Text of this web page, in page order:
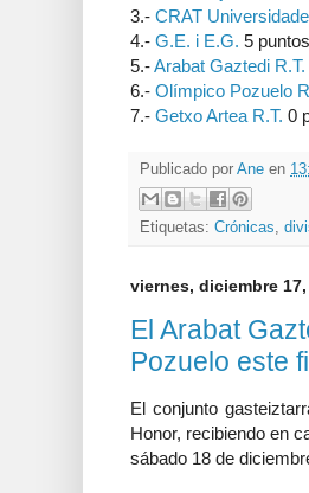
3.- CRAT
4.- G.E. i E.G. 5 puntos
5.-Arabat Gaztedi R.T.
6.- Olímpico Pozuelo
7.- Getxo Artea R.T. 0
Publicado por Ane en
Etiquetas: Crónicas
viernes, diciembre 17,
El Arabat
Pozuelo este
El conjunto
Honor, recibiendo en
sábado 18 de